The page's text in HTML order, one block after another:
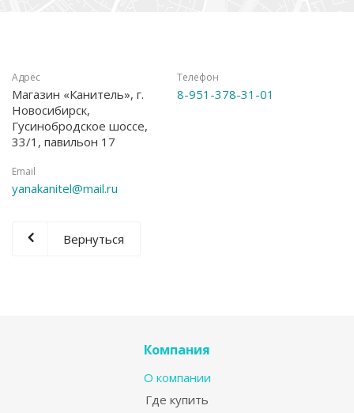
Адрес
Магазин «Канитель», г.
Новосибирск,
Гусинобродское шоссе,
33/1, павильон 17
Телефон
8-951-378-31-01
Email
yanakanitel@mail.ru
Вернуться
Компания
О компании
Где купить